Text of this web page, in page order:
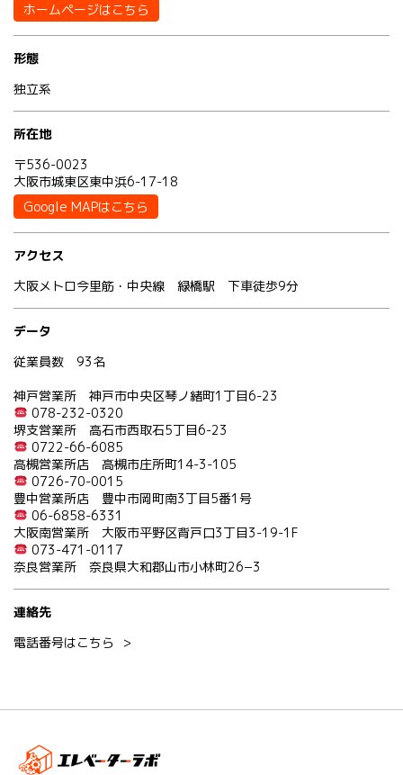
ホームページはこちら
形態
独立系
所在地
〒536-0023
大阪市城東区東中浜6-17-18
Google MAPはこちら
アクセス
大阪メトロ今里筋・中央線 緑橋駅 下車徒歩9分
データ
従業員数 93名
神戸営業所 神戸市中央区琴ノ緒町1丁目6-23
078-232-0320
堺支営業所 高石市西取石5丁目6-23
0722-66-6085
高槻営業所店 高槻市庄所町14-3-105
0726-70-0015
豊中営業所店 豊中市岡町南3丁目5番1号
06-6858-6331
大阪南営業所 大阪市平野区背戸口3丁目3-19-1F
073-471-0117
奈良営業所 奈良県大和郡山市小林町26−3
連絡先
電話番号はこちら